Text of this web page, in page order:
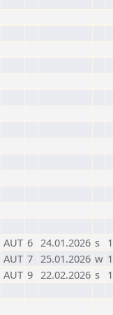
AUT 6 24.01.2026 s
AUT 7 25.01.2026 w
AUT 9 22.02.2026 s